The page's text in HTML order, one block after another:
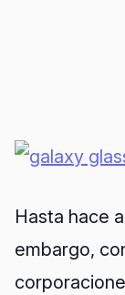
Hasta hace
embargo,